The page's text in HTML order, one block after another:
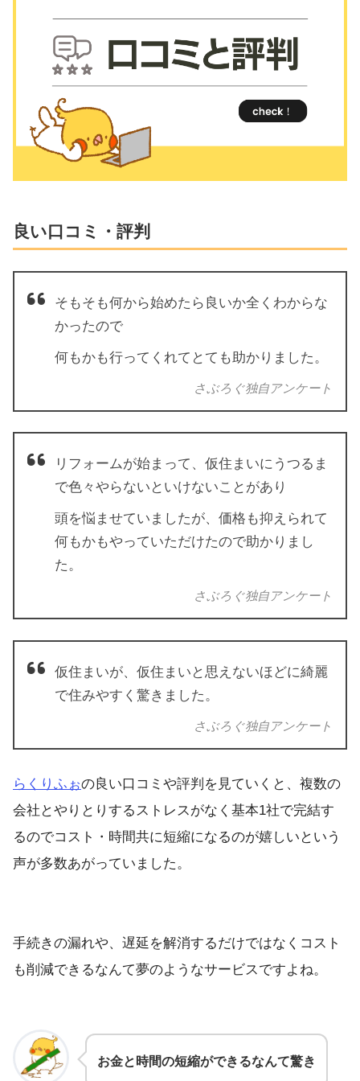
良い口コミ・評判
そもそも何から始めたら良いか全くわからな
かったので
何もかも行ってくれてとても助かりました。
さぶろぐ独自アンケート
リフォームが始まって、仮住まいにうつるま
で色々やらないといけないことがあり
頭を悩ませていましたが、価格も抑えられて
何もかもやっていただけたので助かりまし
た。
さぶろぐ独自アンケート
仮住まいが、仮住まいと思えないほどに綺麗
で住みやすく驚きました。
さぶろぐ独自アンケート
らくりふぉの良い口コミや評判を見ていくと、複数の
会社とやりとりするストレスがなく基本1社で完結す
るのでコスト・時間共に短縮になるのが嬉しいという
声が多数あがっていました。
手続きの漏れや、遅延を解消するだけではなくコスト
も削減できるなんて夢のようなサービスですよね。
お金と時間の短縮ができるなんて驚き